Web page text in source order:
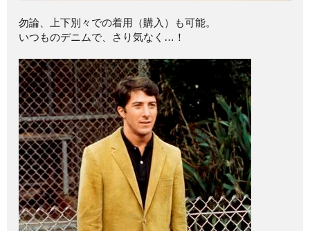
勿論、上下別々での着用（購入）も可能。
いつものデニムで、さり気なく…！